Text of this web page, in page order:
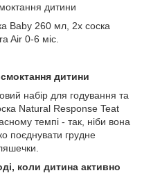
дитини
Baby 260 мл, 2х соска
Air 0-6 міс.
дитини
набір для годування та
Natural Response Teat
темпі - так, ніби вона
поєднувати грудне
коли дитина активно